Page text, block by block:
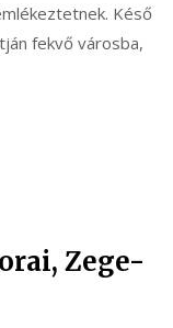
Késő
fekvő városba,
Zege-